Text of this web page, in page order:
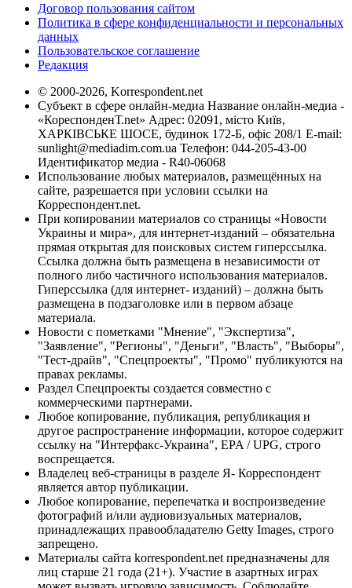
Договор пользования сайтом
Политика в сфере конфиденциальности и персональных
данных
Пользовательское соглашение
Редакция
© 2000-2026, Korrespondent.net
Субъект в сфере онлайн-медиа Название онлайн-медиа -
«КореспонденТ.net» Адрес: 02091, місто Київ,
ХАРКІВСЬКЕ ШОСЕ, будинок 172-Б, офіс 208/1 E-mail:
sunlight@mediadim.com.ua Телефон: 044-205-43-00
Идентификатор медиа - R40-06068
Использование любых материалов, размещённых на
сайте, разрешается при условии ссылки на
Корреспондент.net.
При копировании материалов со страницы «Новости
Украины и мира», для интернет-изданий – обязательна
прямая открытая для поисковых систем гиперссылка.
Ссылка должна быть размещена в независимости от
полного либо частичного использования материалов.
Гиперссылка (для интернет- изданий) – должна быть
размещена в подзаголовке или в первом абзаце
материала.
Новости с пометками "Мнение", "Экспертиза",
"Заявление", "Регионы", "Деньги", "Власть", "Выборы",
"Тест-драйв", "Спецпроекты", "Промо" публикуются на
правах рекламы.
Раздел Спецпроекты создается совместно с
коммерческими партнерами.
Любое копирование, публикация, републикация и
другое распространение информации, которое содержит
ссылку на "Интерфакс-Украина", EPA / UPG, строго
воспрещается.
Владелец веб-страницы в разделе Я- Корреспондент
является автор публикации.
Любое копирование, перепечатка и воспроизведение
фотографий и/или аудиовизуальных материалов,
принадлежащих правообладателю Getty Images, строго
запрещено.
Материалы сайта korrespondent.net предназначены для
лиц старше 21 года (21+). Участие в азартных играх